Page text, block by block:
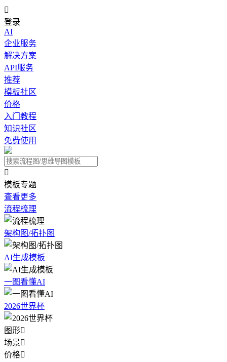

登录
AI
企业服务
解决方案
API服务
推荐
模板社区
价格
入门教程
知识社区
免费使用

模板专题
查看更多
流程梳理
架构图/拓扑图
AI生成模板
一图看懂AI
2026世界杯
图形
场景
价格